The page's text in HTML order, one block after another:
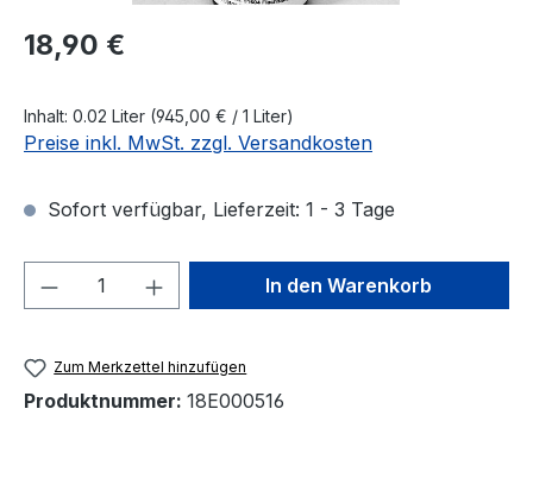
Regulärer Preis:
18,90 €
Inhalt: 0.02 Liter (945,00 € / 1 Liter)
Preise inkl. MwSt. zzgl. Versandkosten
Sofort verfügbar, Lieferzeit: 1 - 3 Tage
Produkt Anzahl: Gib denIn den Warenkorb
Zum Merkzettel hinzufügen
Produktnummer: 18E000516